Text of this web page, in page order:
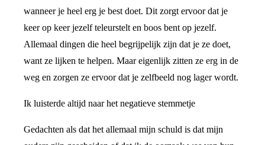
wanneer je heel erg je best doet. Dit zorgt ervoor dat je
keer op keer jezelf teleurstelt en boos bent op jezelf.
Allemaal dingen die heel begrijpelijk zijn dat je ze doet,
want ze lijken te helpen. Maar eigenlijk zitten ze erg in de
weg en zorgen ze ervoor dat je zelfbeeld nog lager wordt.
Ik luisterde altijd naar het negatieve stemmetje
Gedachten als dat het allemaal mijn schuld is dat mijn